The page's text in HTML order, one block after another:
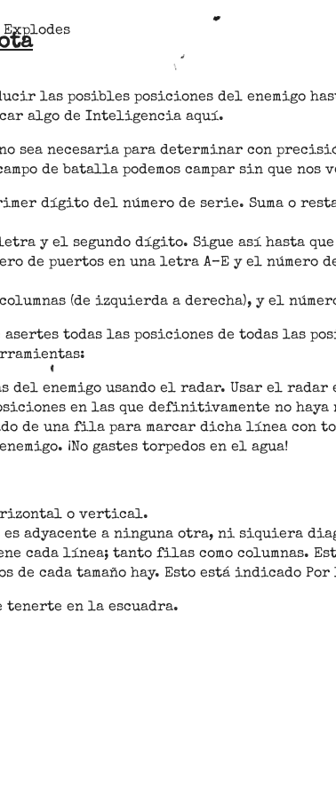
Explodes
las posibles posiciones del enemigo
algo de Inteligencia aquí.
sea necesaria para determinar con
de batalla podemos campar sin que nos
dígito del número de serie. Suma o
y el segundo dígito. Sigue así hasta
de puertos en una letra A–E y el número
(de izquierda a derecha), y el
asertes todas las posiciones de todas las
del enemigo usando el radar. Usar el
en las que definitivamente no
de una fila para marcar dicha línea con
¡No gastes torpedos en el agua!
o vertical.
es adyacente a ninguna otra, ni siquiera
cada línea; tanto filas como columnas.
de cada tamaño hay. Esto está indicado
tenerte en la escuadra.